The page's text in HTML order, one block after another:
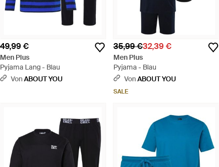
49,99 €
Men Plus
Pyjama Lang - Blau
VonABOUT YOU
35,99 €32,39 €
Men Plus
Pyjama - Blau
VonABOUT YOU
SALE